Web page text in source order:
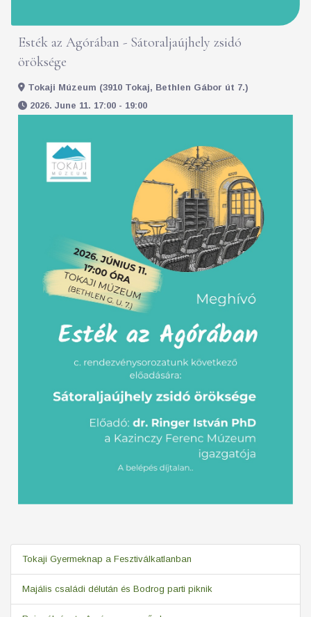
Esték az Agórában - Sátoraljaújhely zsidó
öröksége
Tokaji Múzeum (3910 Tokaj, Bethlen Gábor út 7.)
2026. June 11. 17:00 - 19:00
Tokaji Gyermeknap a Fesztiválkatlanban
Majális családi délután és Bodrog parti piknik